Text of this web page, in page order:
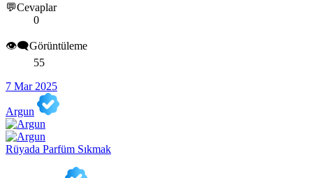
💬Cevaplar
0
👁️‍🗨️Görüntüleme
55
7 Mar 2025
Argun
Rüyada Parfüm Sıkmak